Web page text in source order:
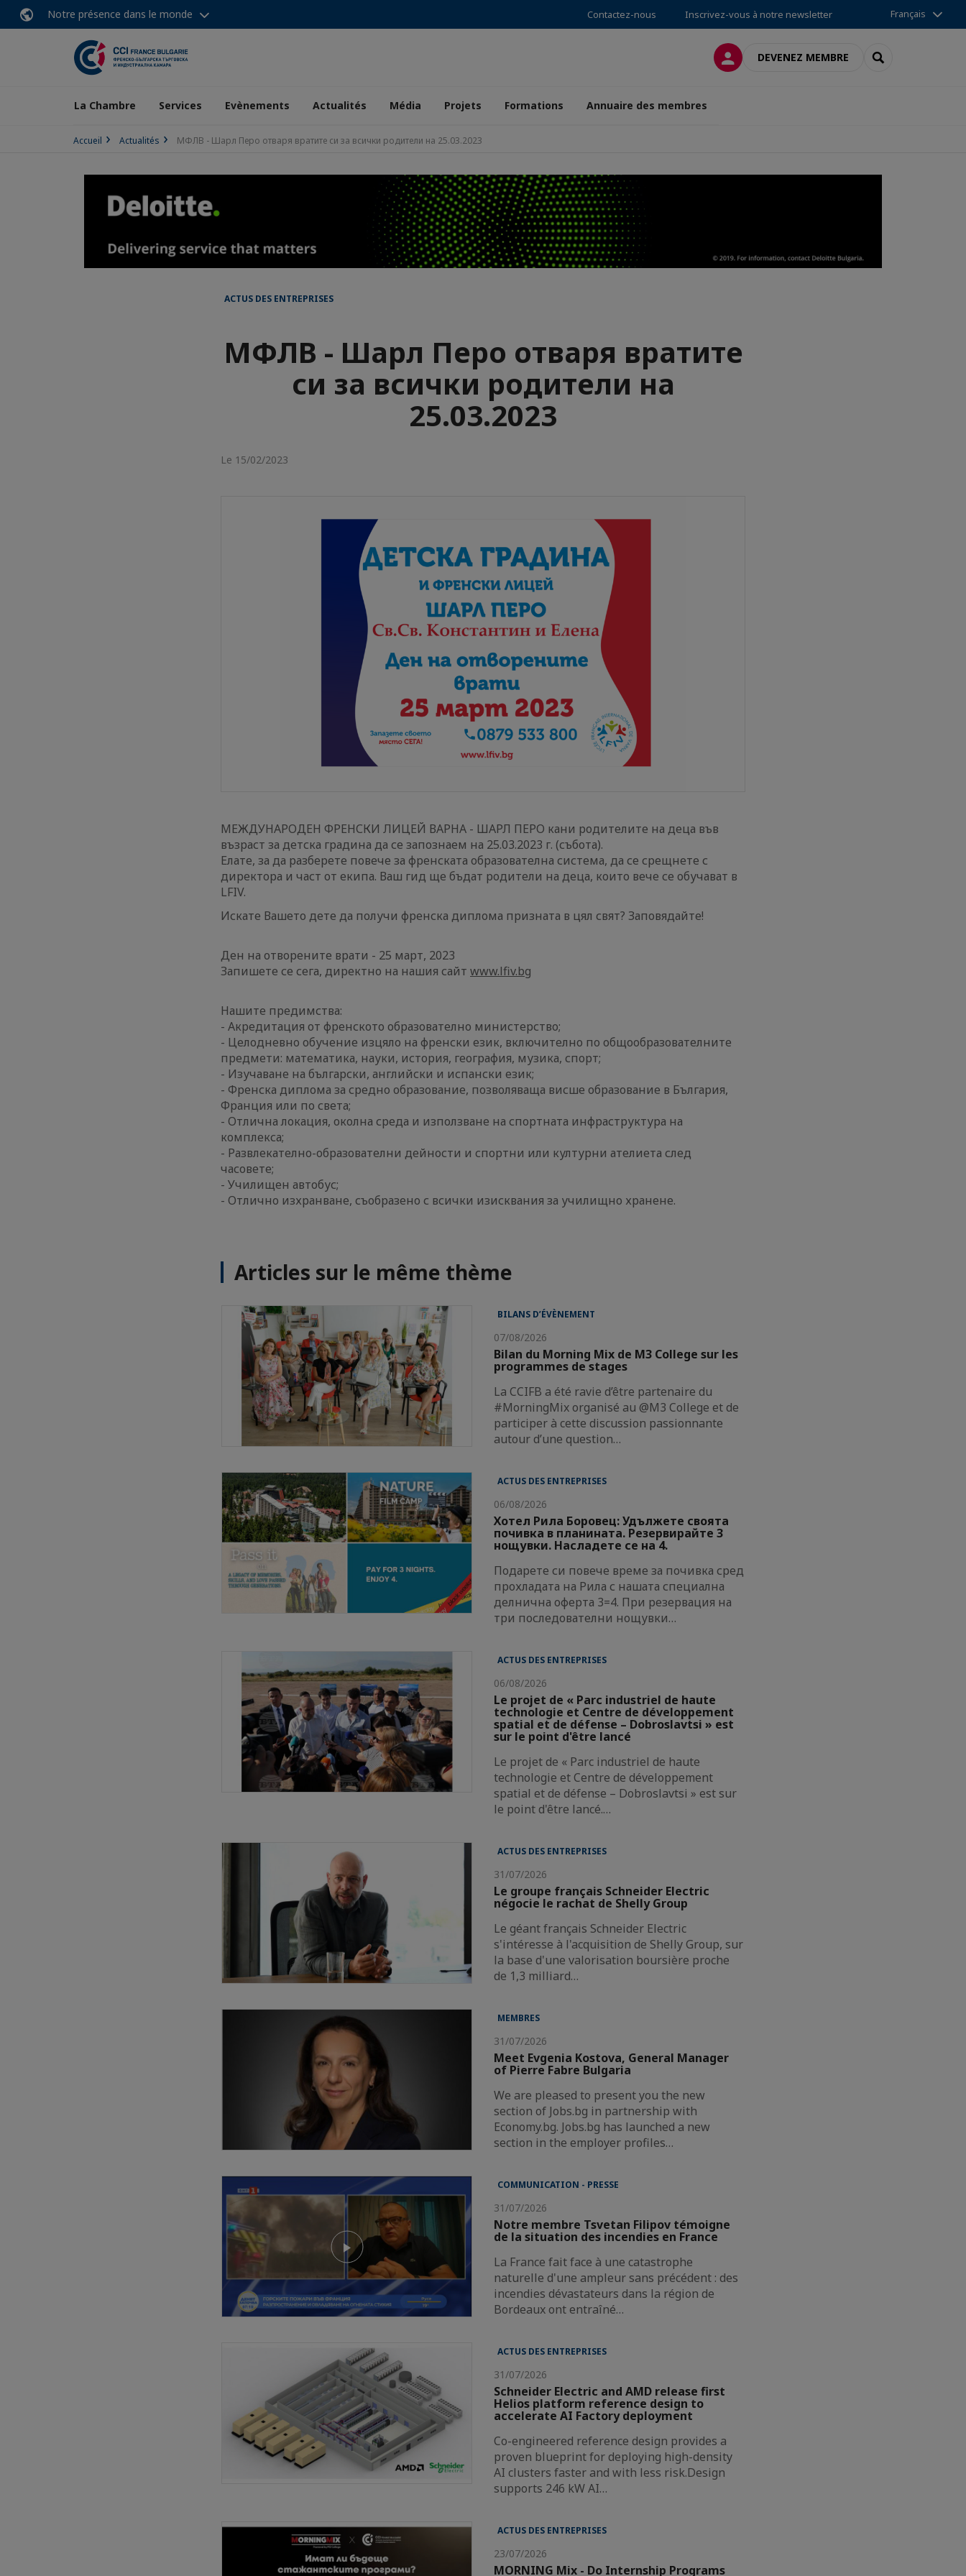
Notre présence dans le monde Contactez-nous Inscrivez-vous à notre newsletter Français
CONNEXIONDEVENEZ MEMBRE RECHERCHER
La Chambre Services Evènements Actualités Média Projets Formations Annuaire des membres
Accueil Actualités МФЛВ - Шарл Перо отваря вратите си за всички родители на 25.03.2023
ACTUS DES ENTREPRISES
МФЛВ - Шарл Перо отваря вратите
си за всички родители на
25.03.2023
Le 15/02/2023
МЕЖДУНАРОДЕН ФРЕНСКИ ЛИЦЕЙ ВАРНА - ШАРЛ ПЕРО кани родителите на деца във
възраст за детска градина да се запознаем на 25.03.2023 г. (събота).
Елате, за да разберете повече за френската образователна система, да се срещнете с
директора и част от екипа. Ваш гид ще бъдат родители на деца, които вече се обучават в
LFIV.
Искате Вашето дете да получи френска диплома призната в цял свят? Заповядайте!
Ден на отворените врати - 25 март, 2023
Запишете се сега, директно на нашия сайт www.lfiv.bg
Нашите предимства:
- Акредитация от френското образователно министерство;
- Целодневно обучение изцяло на френски език, включително по общообразователните
предмети: математика, науки, история, география, музика, спорт;
- Изучаване на български, английски и испански език;
- Френска диплома за средно образование, позволяваща висше образование в България,
Франция или по света;
- Отлична локация, околна среда и използване на спортната инфраструктура на
комплекса;
- Развлекателно-образователни дейности и спортни или културни ателиета след
часовете;
- Училищен автобус;
- Отлично изхранване, съобразено с всички изисквания за училищно хранене.
Articles sur le même thème
BILANS D’ÉVÈNEMENT
07/08/2026
Bilan du Morning Mix de M3 College sur les
programmes de stages
La CCIFB a été ravie d’être partenaire du
#MorningMix organisé au @M3 College et de
participer à cette discussion passionnante
autour d’une question…
ACTUS DES ENTREPRISES
06/08/2026
Хотел Рила Боровец: Удължете своята
почивка в планината. Резервирайте 3
нощувки. Насладете се на 4.
Подарете си повече време за почивка сред
прохладата на Рила с нашата специална
делнична оферта 3=4. При резервация на
три последователни нощувки…
ACTUS DES ENTREPRISES
06/08/2026
Le projet de « Parc industriel de haute
technologie et Centre de développement
spatial et de défense – Dobroslavtsi » est
sur le point d'être lancé
Le projet de « Parc industriel de haute
technologie et Centre de développement
spatial et de défense – Dobroslavtsi » est sur
le point d'être lancé.…
ACTUS DES ENTREPRISES
31/07/2026
Le groupe français Schneider Electric
négocie le rachat de Shelly Group
Le géant français Schneider Electric
s'intéresse à l'acquisition de Shelly Group, sur
la base d'une valorisation boursière proche
de 1,3 milliard…
MEMBRES
31/07/2026
Meet Evgenia Kostova, General Manager
of Pierre Fabre Bulgaria
We are pleased to present you the new
section of Jobs.bg in partnership with
Economy.bg. Jobs.bg has launched a new
section in the employer profiles…
COMMUNICATION - PRESSE
31/07/2026
Notre membre Tsvetan Filipov témoigne
de la situation des incendies en France
La France fait face à une catastrophe
naturelle d'une ampleur sans précédent : des
incendies dévastateurs dans la région de
Bordeaux ont entraîné…
ACTUS DES ENTREPRISES
31/07/2026
Schneider Electric and AMD release first
Helios platform reference design to
accelerate AI Factory deployment
Co-engineered reference design provides a
proven blueprint for deploying high-density
AI clusters faster and with less risk.Design
supports 246 kW AI…
ACTUS DES ENTREPRISES
23/07/2026
MORNING Mix - Do Internship Programs